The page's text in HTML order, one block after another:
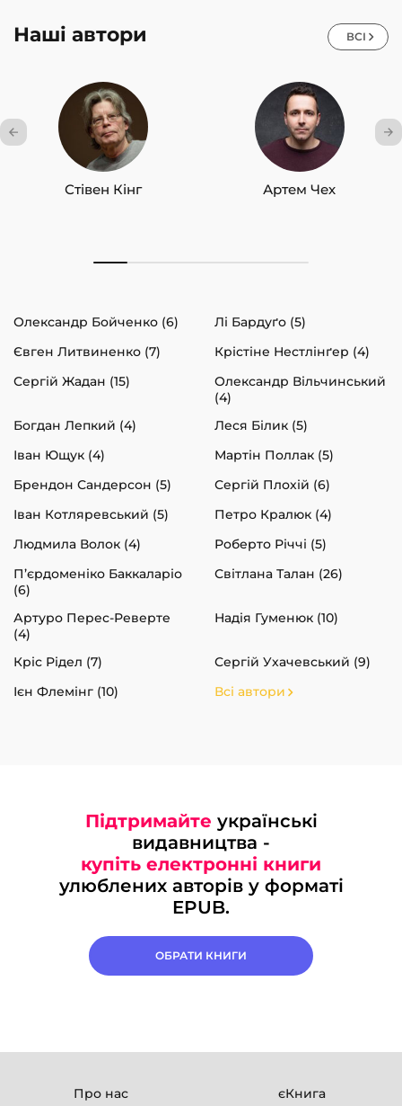
Наші автори ВСІ
Стівен Кінг Артем Чех
Олександр Бойченко (6)
Лі Бардуґо (5)
Євген Литвиненко (7)
Крістіне Нестлінґер (4)
Сергій Жадан (15)
Олександр Вільчинський
(4)
Богдан Лепкий (4)
Леся Білик (5)
Іван Ющук (4)
Мартін Поллак (5)
Брендон Сандерсон (5)
Сергій Плохій (6)
Іван Котляревський (5)
Петро Кралюк (4)
Людмила Волок (4)
Роберто Річчі (5)
П’єрдоменіко Баккаларіо
(6)
Світлана Талан (26)
Артуро Перес-Реверте
(4)
Надія Гуменюк (10)
Кріс Рідел (7)
Сергій Ухачевський (9)
Ієн Флемінг (10)
Всі автори
Підтримайте українські
видавництва -
купіть електронні книги
улюблених авторів у форматі
EPUB.
ОБРАТИ КНИГИ
Про нас єКнига